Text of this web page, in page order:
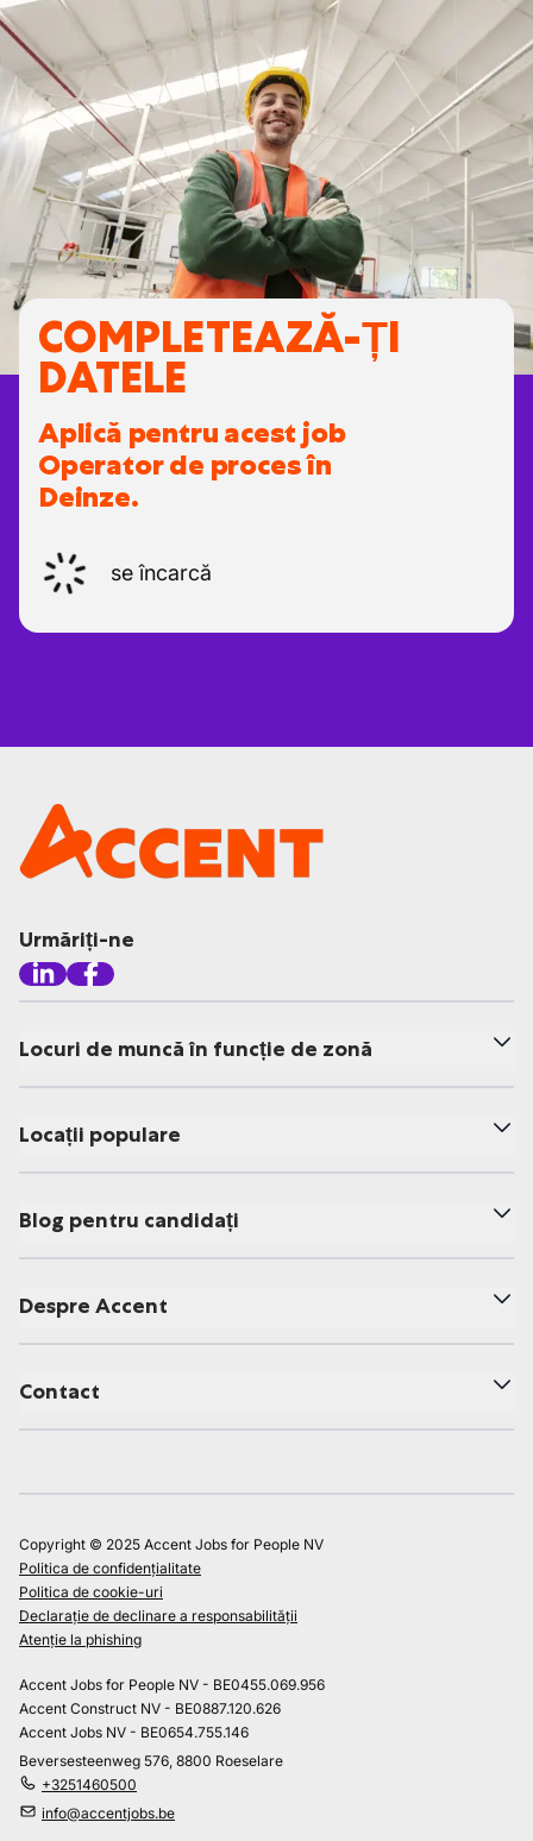
COMPLETEAZĂ-ȚI
DATELE
Aplică pentru acest job
Operator de proces în
Deinze.
se încarcă
Urmăriți-ne
Locuri de muncă în funcție de zonă
Locații populare
Blog pentru candidați
Despre Accent
Contact
Copyright © 2025 Accent Jobs for People NV
Politica de confidențialitate
Politica de cookie-uri
Declarație de declinare a responsabilității
Atenție la phishing
Accent Jobs for People NV - BE0455.069.956
Accent Construct NV - BE0887.120.626
Accent Jobs NV - BE0654.755.146
Beversesteenweg 576, 8800 Roeselare
+3251460500
info@accentjobs.be